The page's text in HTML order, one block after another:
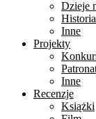
Dzieje
Inne
Projekty
Inne
Recenzje
Książki